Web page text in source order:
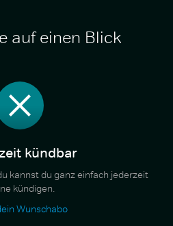
auf einen Blick
kündbar
kannst du ganz einfach jederzeit
kündigen.
Wunschabo